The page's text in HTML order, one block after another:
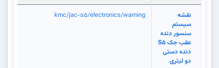
نقشه
سیستم
سنسور دنده
عقب جک S5
دنده دستی
دو لیتری
kmc/jac-s5/electronics/warning